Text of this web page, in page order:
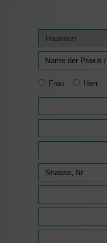
Frau Herr